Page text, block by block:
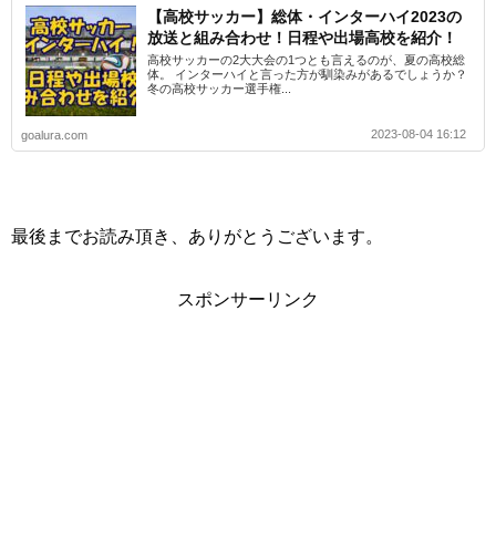
【高校サッカー】総体・インターハイ2023の
放送と組み合わせ！日程や出場高校を紹介！
高校サッカーの2大大会の1つとも言えるのが、夏の高校総
体。 インターハイと言った方が馴染みがあるでしょうか？
冬の高校サッカー選手権...
goalura.com 2023-08-04 16:12
最後までお読み頂き、ありがとうございます。
スポンサーリンク